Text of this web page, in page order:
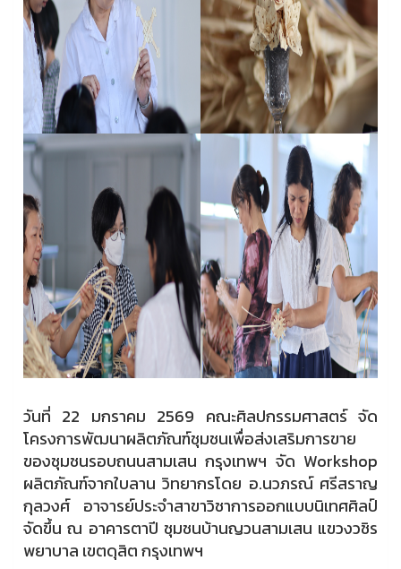
วันที่ 22 มกราคม 2569 คณะศิลปกรรมศาสตร์ จัด
โครงการพัฒนาผลิตภัณฑ์ชุมชนเพื่อส่งเสริมการขาย
ของชุมชนรอบถนนสามเสน กรุงเทพฯ จัด Workshop
ผลิตภัณฑ์จากใบลาน วิทยากรโดย อ.นวภรณ์ ศรีสราญ
กุลวงศ์ อาจารย์ประจำสาขาวิชาการออกแบบนิเทศศิลป์
จัดขึ้น ณ อาคารตาปี ชุมชนบ้านญวนสามเสน แขวงวชิร
พยาบาล เขตดุสิต กรุงเทพฯ